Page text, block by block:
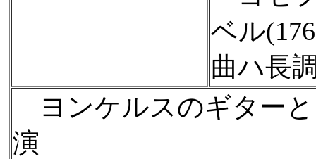
ベル
曲ハ長
ヨンケルスのギター
演